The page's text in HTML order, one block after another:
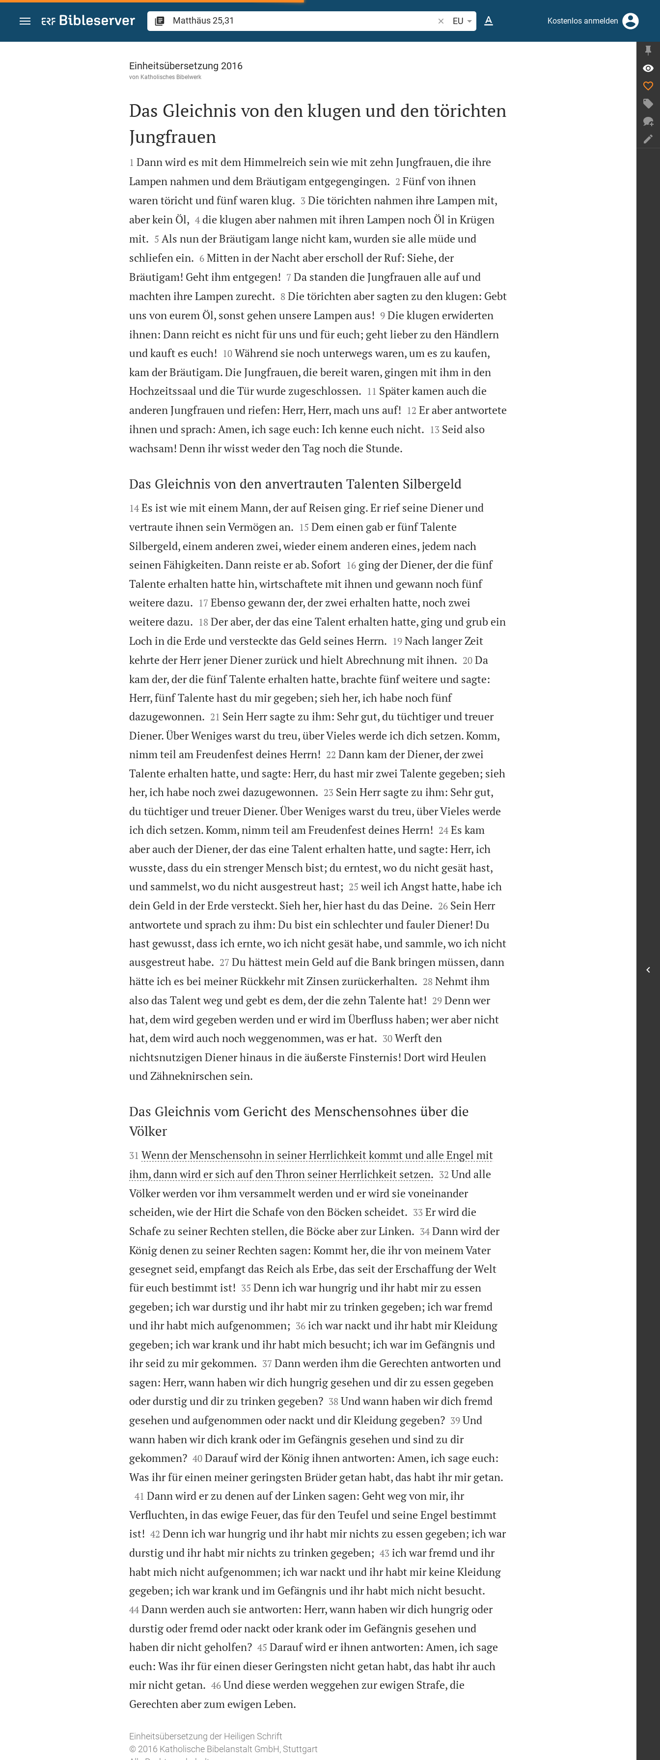
Zum Inhalt springen
Bibelstelle oder Begriff suchen
EU Kostenlos anmelden
Matthäus 25
Einheitsübersetzung 2016
von Katholisches Bibelwerk

Das Gleichnis von den klugen und den törichten
Jungfrauen

1 Dann wird es mit dem Himmelreich sein wie mit zehn Jungfrauen, die ihre
Lampen nahmen und dem Bräutigam entgegengingen.
2 Fünf von ihnen
waren töricht und fünf waren klug.
3 Die törichten nahmen ihre Lampen mit,
aber kein Öl,
4 die klugen aber nahmen mit ihren Lampen noch Öl in Krügen
mit.
5 Als nun der Bräutigam lange nicht kam, wurden sie alle müde und
schliefen ein.
6 Mitten in der Nacht aber erscholl der Ruf: Siehe, der
Bräutigam! Geht ihm entgegen!
7 Da standen die Jungfrauen alle auf und
machten ihre Lampen zurecht.
8 Die törichten aber sagten zu den klugen: Gebt
uns von eurem Öl, sonst gehen unsere Lampen aus!
9 Die klugen erwiderten
ihnen: Dann reicht es nicht für uns und für euch; geht lieber zu den Händlern
und kauft es euch!
10 Während sie noch unterwegs waren, um es zu kaufen,
kam der Bräutigam. Die Jungfrauen, die bereit waren, gingen mit ihm in den
Hochzeitssaal und die Tür wurde zugeschlossen.
11 Später kamen auch die
anderen Jungfrauen und riefen: Herr, Herr, mach uns auf!
12 Er aber antwortete
ihnen und sprach: Amen, ich sage euch: Ich kenne euch nicht.
13 Seid also
wachsam! Denn ihr wisst weder den Tag noch die Stunde.

Das Gleichnis von den anvertrauten Talenten Silbergeld

14 Es ist wie mit einem Mann, der auf Reisen ging. Er rief seine Diener und
vertraute ihnen sein Vermögen an.
15 Dem einen gab er fünf Talente
Silbergeld, einem anderen zwei, wieder einem anderen eines, jedem nach
seinen Fähigkeiten. Dann reiste er ab. Sofort
16 ging der Diener, der die fünf
Talente erhalten hatte hin, wirtschaftete mit ihnen und gewann noch fünf
weitere dazu.
17 Ebenso gewann der, der zwei erhalten hatte, noch zwei
weitere dazu.
18 Der aber, der das eine Talent erhalten hatte, ging und grub ein
Loch in die Erde und versteckte das Geld seines Herrn.
19 Nach langer Zeit
kehrte der Herr jener Diener zurück und hielt Abrechnung mit ihnen.
20 Da
kam der, der die fünf Talente erhalten hatte, brachte fünf weitere und sagte:
Herr, fünf Talente hast du mir gegeben; sieh her, ich habe noch fünf
dazugewonnen.
21 Sein Herr sagte zu ihm: Sehr gut, du tüchtiger und treuer
Diener. Über Weniges warst du treu, über Vieles werde ich dich setzen. Komm,
nimm teil am Freudenfest deines Herrn!
22 Dann kam der Diener, der zwei
Talente erhalten hatte, und sagte: Herr, du hast mir zwei Talente gegeben; sieh
her, ich habe noch zwei dazugewonnen.
23 Sein Herr sagte zu ihm: Sehr gut,
du tüchtiger und treuer Diener. Über Weniges warst du treu, über Vieles werde
ich dich setzen. Komm, nimm teil am Freudenfest deines Herrn!
24 Es kam
aber auch der Diener, der das eine Talent erhalten hatte, und sagte: Herr, ich
wusste, dass du ein strenger Mensch bist; du erntest, wo du nicht gesät hast,
und sammelst, wo du nicht ausgestreut hast;
25 weil ich Angst hatte, habe ich
dein Geld in der Erde versteckt. Sieh her, hier hast du das Deine.
26 Sein Herr
antwortete und sprach zu ihm: Du bist ein schlechter und fauler Diener! Du
hast gewusst, dass ich ernte, wo ich nicht gesät habe, und sammle, wo ich nicht
ausgestreut habe.
27 Du hättest mein Geld auf die Bank bringen müssen, dann
hätte ich es bei meiner Rückkehr mit Zinsen zurückerhalten.
28 Nehmt ihm
also das Talent weg und gebt es dem, der die zehn Talente hat!
29 Denn wer
hat, dem wird gegeben werden und er wird im Überfluss haben; wer aber nicht
hat, dem wird auch noch weggenommen, was er hat.
30 Werft den
nichtsnutzigen Diener hinaus in die äußerste Finsternis! Dort wird Heulen
und Zähneknirschen sein.

Das Gleichnis vom Gericht des Menschensohnes über die
Völker

31 Wenn der Menschensohn in seiner Herrlichkeit kommt und alle Engel mit
ihm, dann wird er sich auf den Thron seiner Herrlichkeit setzen.
32 Und alle
Völker werden vor ihm versammelt werden und er wird sie voneinander
scheiden, wie der Hirt die Schafe von den Böcken scheidet.
33 Er wird die
Schafe zu seiner Rechten stellen, die Böcke aber zur Linken.
34 Dann wird der
König denen zu seiner Rechten sagen: Kommt her, die ihr von meinem Vater
gesegnet seid, empfangt das Reich als Erbe, das seit der Erschaffung der Welt
für euch bestimmt ist!
35 Denn ich war hungrig und ihr habt mir zu essen
gegeben; ich war durstig und ihr habt mir zu trinken gegeben; ich war fremd
und ihr habt mich aufgenommen;
36 ich war nackt und ihr habt mir Kleidung
gegeben; ich war krank und ihr habt mich besucht; ich war im Gefängnis und
ihr seid zu mir gekommen.
37 Dann werden ihm die Gerechten antworten und
sagen: Herr, wann haben wir dich hungrig gesehen und dir zu essen gegeben
oder durstig und dir zu trinken gegeben?
38 Und wann haben wir dich fremd
gesehen und aufgenommen oder nackt und dir Kleidung gegeben?
39 Und
wann haben wir dich krank oder im Gefängnis gesehen und sind zu dir
gekommen?
40 Darauf wird der König ihnen antworten: Amen, ich sage euch:
Was ihr für einen meiner geringsten Brüder getan habt, das habt ihr mir getan.

41 Dann wird er zu denen auf der Linken sagen: Geht weg von mir, ihr
Verfluchten, in das ewige Feuer, das für den Teufel und seine Engel bestimmt
ist!
42 Denn ich war hungrig und ihr habt mir nichts zu essen gegeben; ich war
durstig und ihr habt mir nichts zu trinken gegeben;
43 ich war fremd und ihr
habt mich nicht aufgenommen; ich war nackt und ihr habt mir keine Kleidung
gegeben; ich war krank und im Gefängnis und ihr habt mich nicht besucht.
44 Dann werden auch sie antworten: Herr, wann haben wir dich hungrig oder
durstig oder fremd oder nackt oder krank oder im Gefängnis gesehen und
haben dir nicht geholfen?
45 Darauf wird er ihnen antworten: Amen, ich sage
euch: Was ihr für einen dieser Geringsten nicht getan habt, das habt ihr auch
mir nicht getan.
46 Und diese werden weggehen zur ewigen Strafe, die
Gerechten aber zum ewigen Leben.
Einheitsübersetzung der Heiligen Schrift
© 2016 Katholische Bibelanstalt GmbH, Stuttgart